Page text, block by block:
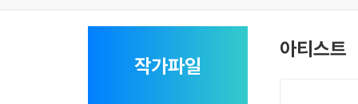
작가파일
아티스트